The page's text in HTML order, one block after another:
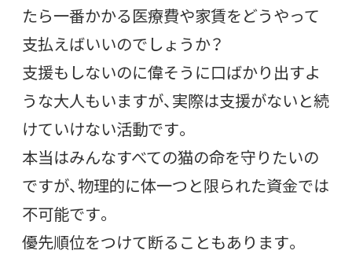
たら一番かかる医療費や家賃をどうやって
支払えばいいのでしょうか？
支援もしないのに偉そうに口ばかり出すよ
うな大人もいますが、実際は支援がないと続
けていけない活動です。
本当はみんなすべての猫の命を守りたいの
ですが、物理的に体一つと限られた資金では
不可能です。
優先順位をつけて断ることもあります。